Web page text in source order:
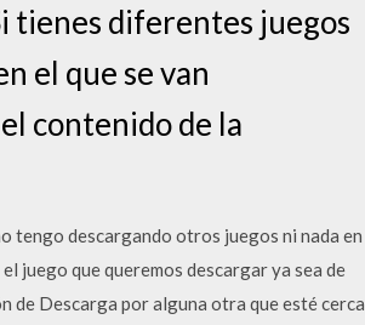
tienes diferentes juegos
el que se van
contenido de la
tengo descargando otros juegos ni nada en
juego que queremos descargar ya sea de
de Descarga por alguna otra que esté cerca